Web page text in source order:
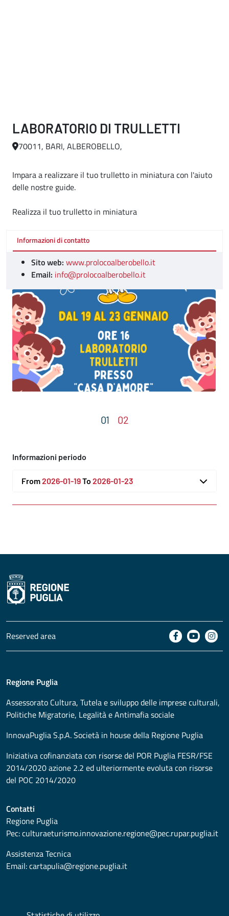
LABORATORIO DI TRULLETTI
70011, BARI, ALBEROBELLO,
Impara a realizzare il tuo trulletto in miniatura con l'aiuto
delle nostre guide.
Realizza il tuo trulletto in miniatura
Informazioni di contatto
Sito web: www.prolocoalberobello.it
Email: info@prolocoalberobello.it
Informazioni periodo
From2026-01-19To 2026-01-23
Reserved area
Regione Puglia
Assessorato Cultura, Tutela e sviluppo delle imprese culturali,
Politiche Migratorie, Legalità e Antimafia sociale
InnovaPuglia S.p.A. Società in house della Regione Puglia
Iniziativa cofinanziata con risorse del POR Puglia FESR/FSE
2014/2020 azione 2.2 ed ulteriormente evoluta con risorse
del POC 2014/2020
Contatti
Regione Puglia
Pec:culturaeturismo.innovazione.regione@pec.rupar.puglia.it
Assistenza Tecnica
Email:cartapulia@regione.puglia.it